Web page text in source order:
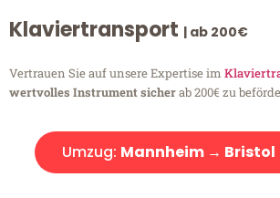
Klaviertransport | ab 200€
Vertrauen Sie auf unsere Expertise im
wertvolles Instrument sicherab 200€ zu
Umzug: Mannheim → Bristol